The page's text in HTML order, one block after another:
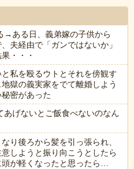
→ある日、義弟嫁の子供から
夫経由で「ガンではないか」
・・・
私を殴るウトとそれを傍観す
獄の義実家をでて離婚しよう
密があった
あげないとご飯食べないのなん
り後ろから髪を引っ張られ、
しようと振り向こうとしたら
が軽くなったと思ったら…